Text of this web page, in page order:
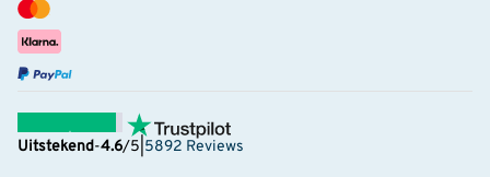
Uitstekend-4.6/5 5892 Reviews